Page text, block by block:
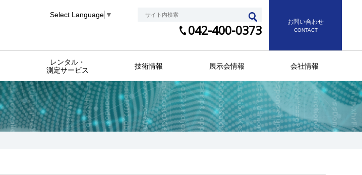
Select Language ▼
042-400-0373
お問い合わせ
CONTACT
レンタル・
測定サービス
技術情報 展示会情報 会社情報